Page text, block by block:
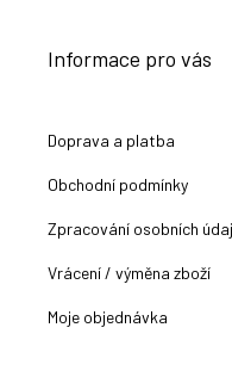
Informace pro vás
Doprava a platba
Obchodní podmínky
Zpracování osobních
Vrácení / výměna zboží
Moje objednávka